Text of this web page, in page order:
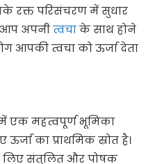
रक्त परिसंचरण में सुधार
आप अपनीत्वचाके साथ होने
आपकी त्वचा को ऊर्जा देता
एक महत्वपूर्ण भूमिका
का प्राथमिक स्रोत है।
लिए संतुलित और पोषक